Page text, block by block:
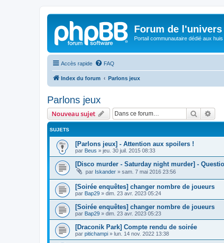
Forum de
Portail communautaire dédié aux huis
Accès rapide FAQ
Index du forum Parlons jeux
Parlons jeux
Nouveau sujet
SUJETS
[Parlons jeux] - Attention aux spoilers !
par Beus » jeu. 30 juil. 2015 08:33
[Disco murder - Saturday night murder] -
par Iskander » sam. 7 mai 2016 23:56
[Soirée enquêtes] changer nombre de joueurs
par Bap29 » dim. 23 avr. 2023 05:24
[Soirée enquêtes] changer nombre de joueurs
par Bap29 » dim. 23 avr. 2023 05:23
[Draconik Park] Compte rendu de soirée
par pitichampi » lun. 14 nov. 2022 13:38